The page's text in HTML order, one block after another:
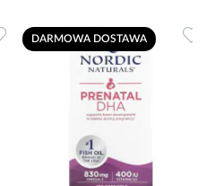
Dodaj do ulubionych
DARMOWA DOSTAWA